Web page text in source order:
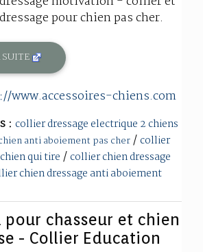
pour chien pas cher.
www.accessoires-chiens.com
: collier dressage electrique 2 chiens
anti aboiement pas cher/ collier
qui tire / collier chien dressage
chien dressage anti aboiement
pour chasseur et chien
- Collier Education